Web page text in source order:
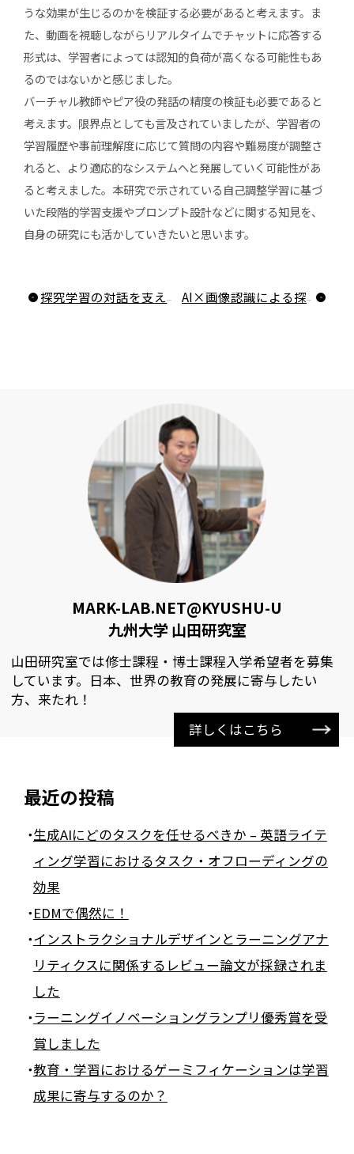
うな効果が生じるのかを検証する必要があると考えます。ま
た、動画を視聴しながらリアルタイムでチャットに応答する
形式は、学習者によっては認知的負荷が高くなる可能性もあ
るのではないかと感じました。
バーチャル教師やピア役の発話の精度の検証も必要であると
考えます。限界点としても言及されていましたが、学習者の
学習履歴や事前理解度に応じて質問の内容や難易度が調整さ
れると、より適応的なシステムへと発展していく可能性があ
ると考えました。本研究で示されている自己調整学習に基づ
いた段階的学習支援やプロンプト設計などに関する知見を、
自身の研究にも活かしていきたいと思います。
探究学習の対話を支える：協調型チャットボット「Clair」の挑戦！ AI×画像認識による探究学習支援システムの効果とは？
MARK-LAB.NET@KYUSHU-U
九州大学 山田研究室
山田研究室では修士課程・博士課程入学希望者を募集
しています。日本、世界の教育の発展に寄与したい
方、来たれ！
詳しくはこちら
最近の投稿
生成AIにどのタスクを任せるべきか – 英語ライテ
ィング学習におけるタスク・オフローディングの
効果
EDMで偶然に！
インストラクショナルデザインとラーニングアナ
リティクスに関係するレビュー論文が採録されま
した
ラーニングイノベーショングランプリ優秀賞を受
賞しました
教育・学習におけるゲーミフィケーションは学習
成果に寄与するのか？